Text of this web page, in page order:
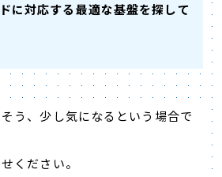
に対応する最適な基盤を探して
う、少し気になるという場合で
ください。